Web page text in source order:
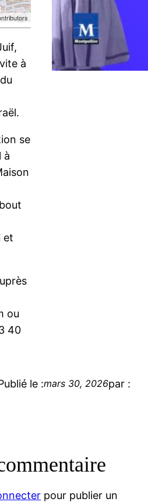
à
se
à
et
ou
40
le :mars 30, 2026par :
pour publier un